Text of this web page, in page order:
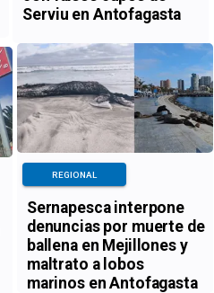
Serviu en Antofagasta
Sernapesca interpone
denuncias por muerte de
ballena en Mejillones y
maltrato a lobos
marinos en Antofagasta
REGIONAL